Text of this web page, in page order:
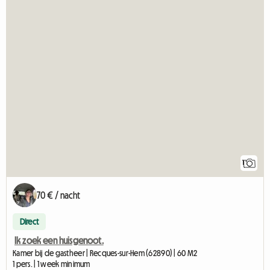
1
70 € / nacht
Direct
Ik zoek een huisgenoot.
Kamer bij de gastheer | Recques-sur-Hem (62890) | 60 M2
1 pers. | 1 week minimum